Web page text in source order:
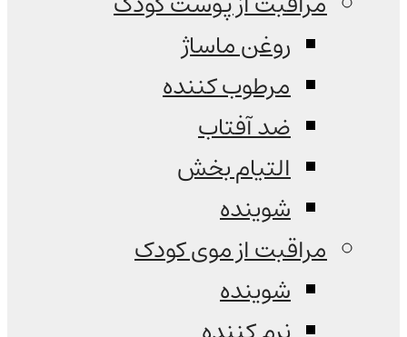
روغن ماساژ
مرطوب کننده
ضد آفتاب
التیام بخش
شوینده
مراقبت از موی کودک
شوینده